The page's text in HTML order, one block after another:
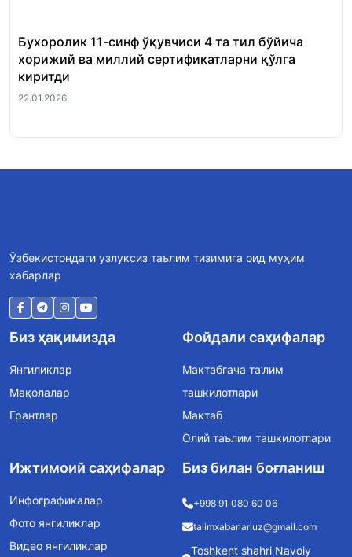
Бухоролик 11-синф ўқувчиси 4 та тил бўйича
хорижий ва миллий сертификатларни қўлга
киритди
22.01.2026
Ўзбекистондаги узлуксиз таълим тизимига оид муҳим
хабарлар
Биз ҳақимизда
Янгиликлар
Мақолалар
Грантлар
Фойдали саҳифалар
Мактабгача та’лим
ташкилотлари
Мактаб
Олий таълим ташкилотлари
Ижтимоий саҳифалар
Инфографикалар
Фото янгиликлар
Видео янгиликлар
Биз билан боғланиш
+998 91 080 60 06
talimxabarlariuz@gmail.com
Toshkent shahri Navoiy